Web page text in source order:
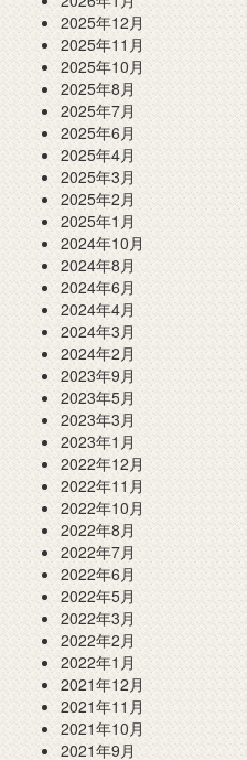
2025年12月
2025年11月
2025年10月
2025年8月
2025年7月
2025年6月
2025年4月
2025年3月
2025年2月
2025年1月
2024年10月
2024年8月
2024年6月
2024年4月
2024年3月
2024年2月
2023年9月
2023年5月
2023年3月
2023年1月
2022年12月
2022年11月
2022年10月
2022年8月
2022年7月
2022年6月
2022年5月
2022年3月
2022年2月
2022年1月
2021年12月
2021年11月
2021年10月
2021年9月